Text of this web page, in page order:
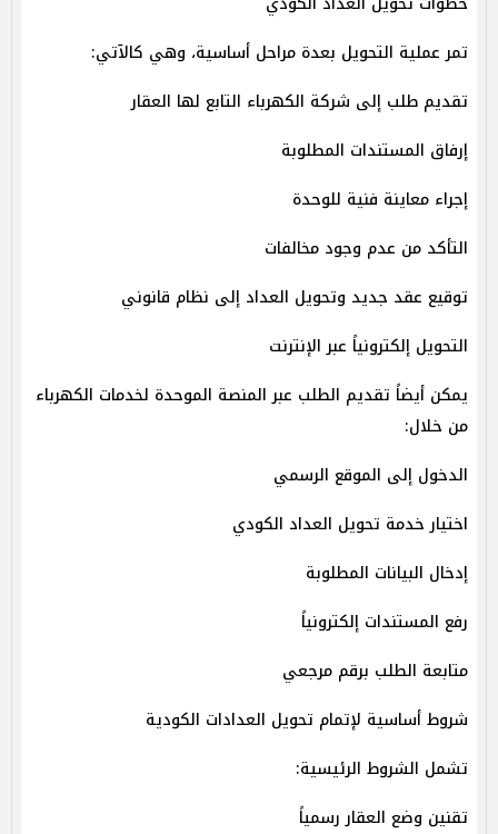
تمر عملية التحويل بعدة مراحل أساسية، وهي كالآتي:
تقديم طلب إلى شركة الكهرباء التابع لها العقار
إرفاق المستندات المطلوبة
إجراء معاينة فنية للوحدة
التأكد من عدم وجود مخالفات
توقيع عقد جديد وتحويل العداد إلى نظام قانوني
التحويل إلكترونياً عبر الإنترنت
يمكن أيضاً تقديم الطلب عبر المنصة الموحدة لخدمات الكهرباء
من خلال:
الدخول إلى الموقع الرسمي
اختيار خدمة تحويل العداد الكودي
إدخال البيانات المطلوبة
رفع المستندات إلكترونياً
متابعة الطلب برقم مرجعي
شروط أساسية لإتمام تحويل العدادات الكودية
تشمل الشروط الرئيسية:
تقنين وضع العقار رسمياً